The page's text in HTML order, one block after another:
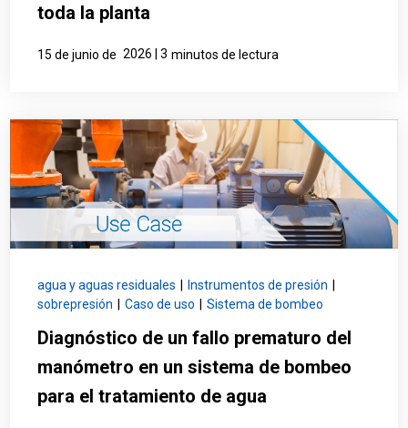
toda la planta
15 de junio de 2026 | 3 minutos de lectura
agua y aguas residuales Instrumentos de presión
sobrepresión
Caso de uso Sistema de bombeo
Diagnóstico de un fallo prematuro del
manómetro en un sistema de bombeo
para el tratamiento de agua